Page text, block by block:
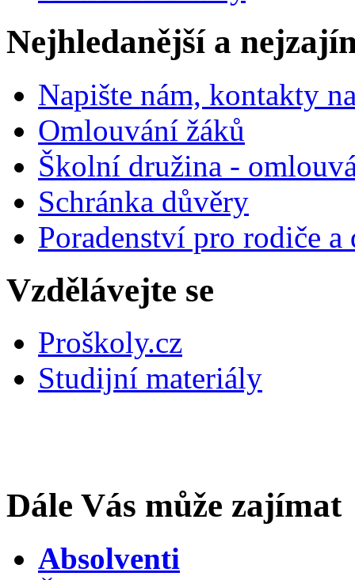
Nejhledanější a
Napište nám, kontakty
Omlouvání žáků
Školní družina -
Schránka důvěry
Poradenství pro rodiče
Vzdělávejte se
Proškoly.cz
Studijní materiály
Dále Vás může zajímat
Absolventi